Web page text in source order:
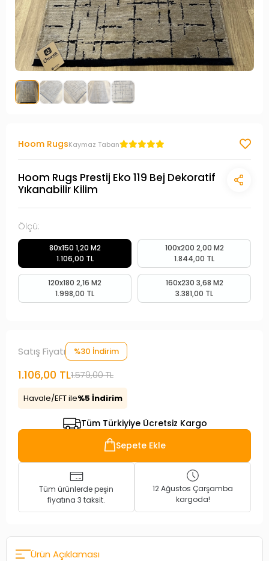
Hoom RugsKaymaz Taban
Hoom Rugs Prestij Eko 119 Bej Dekoratif
Yıkanabilir Kilim
Ölçü:
80x150 1,20 M2
1.106,00 TL
100x200 2,00 M2
1.844,00 TL
120x180 2,16 M2
1.998,00 TL
160x230 3,68 M2
3.381,00 TL
Satış Fiyatı %30 İndirim
1.106,00 TL1.579,00 TL
Havale/EFT ile%5 İndirim
Tüm Türkiyiye Ücretsiz Kargo
Sepete Ekle
Tüm ürünlerde peşin
fiyatına 3 taksit.
12 Ağustos Çarşamba
kargoda!
Ürün Açıklaması